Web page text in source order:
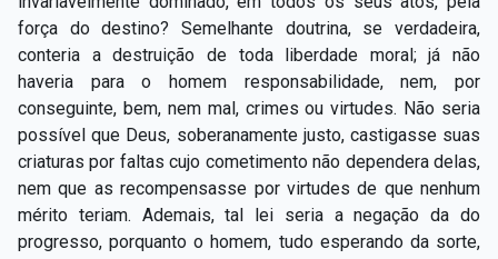
força do destino? Semelhante doutrina, se verdadeira,
conteria a destruição de toda liberdade moral; já não
haveria para o homem responsabilidade, nem, por
conseguinte, bem, nem mal, crimes ou virtudes. Não seria
possível que Deus, soberanamente justo, castigasse suas
criaturas por faltas cujo cometimento não dependera delas,
nem que as recompensasse por virtudes de que nenhum
mérito teriam. Ademais, tal lei seria a negação da do
progresso, porquanto o homem, tudo esperando da sorte,